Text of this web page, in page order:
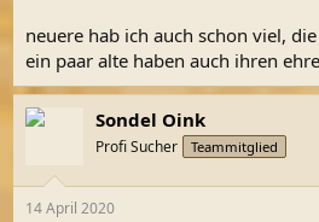
neuere hab ich auch schon viel,
ein paar alte haben auch ihren
Sondel Oink
Profi Sucher Teammitglied
14 April 2020